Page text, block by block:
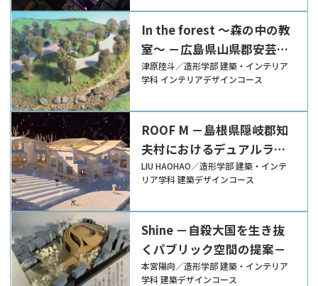
In the forest ～森の中の教
室～ －広島県山県郡安芸太
田町の自然を深化させる交
流の場の提案－
津原陸斗／造形学部 建築・インテリア
学科 インテリアデザインコース
ROOF M －島根県隠岐郡知
夫村におけるデュアルライ
フのための環境型複合施設
の提案－
LIU HAOHAO／造形学部 建築・インテ
リア学科 建築デザインコース
Shine －自殺大国を生き抜
くパブリック空間の提案－
本宮陽向／造形学部 建築・インテリア
学科 建築デザインコース